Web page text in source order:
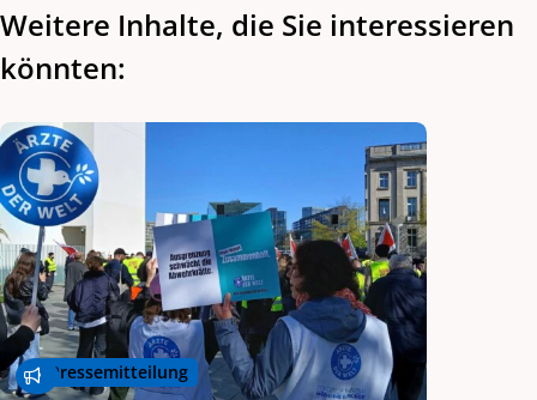
Weitere Inhalte, die Sie interessieren
könnten:
Pressemitteilung